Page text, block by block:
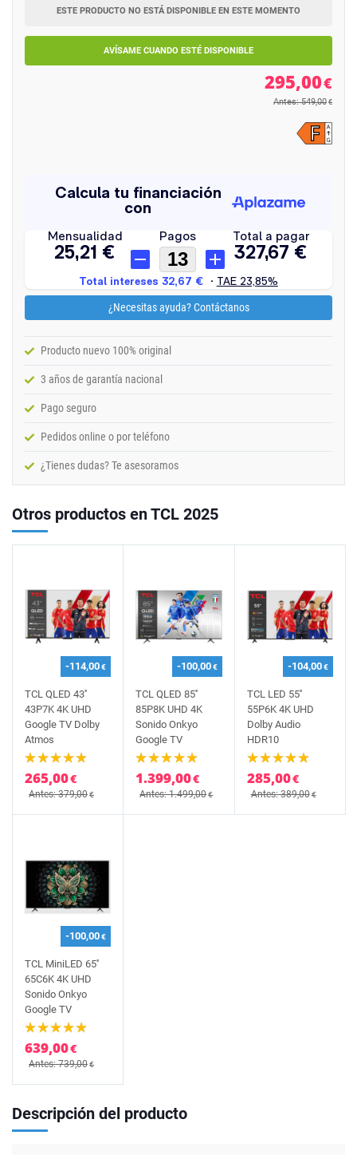
ESTE PRODUCTO NO ESTÁ DISPONIBLE EN ESTE MOMENTO
AVÍSAME CUANDO ESTÉ DISPONIBLE
295,00€
Antes: 549,00 €
¿Necesitas ayuda? Contáctanos
Producto nuevo 100% original
3 años de garantía nacional
Pago seguro
Pedidos online o por teléfono
¿Tienes dudas? Te asesoramos
Otros productos en TCL 2025
-114,00€
TCL QLED 43''
43P7K 4K UHD
Google TV Dolby
Atmos
265,00€
Antes: 379,00€
-100,00€
TCL QLED 85''
85P8K UHD 4K
Sonido Onkyo
Google TV
1.399,00€
Antes: 1.499,00€
-104,00€
TCL LED 55''
55P6K 4K UHD
Dolby Audio
HDR10
285,00€
Antes: 389,00€
-100,00€
TCL MiniLED 65''
65C6K 4K UHD
Sonido Onkyo
Google TV
639,00€
Antes: 739,00€
Descripción del producto